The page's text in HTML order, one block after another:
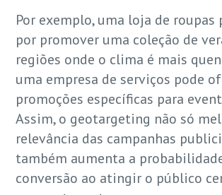
Por exemplo, uma loja de roupas
por promover uma coleção de
regiões onde o clima é mais
uma empresa de serviços pode
promoções específicas para
Assim, o geotargeting não só
relevância das campanhas
também aumenta a
conversão ao atingir o público